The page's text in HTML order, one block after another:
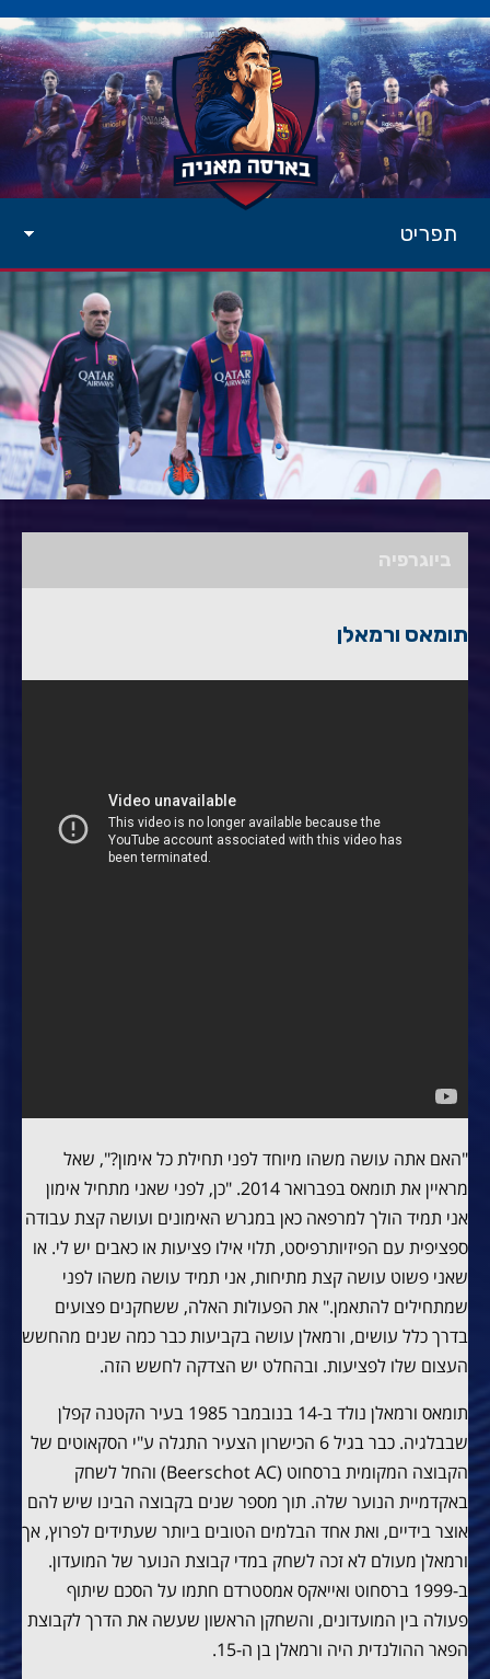
תפריט
ביוגרפיה
תומאס ורמאלן
"האם אתה עושה משהו מיוחד לפני תחילת כל אימון?", שאל
מראיין את תומאס בפברואר 2014. "כן, לפני שאני מתחיל אימון
אני תמיד הולך למרפאה כאן במגרש האימונים ועושה קצת עבודה
ספציפית עם הפיזיותרפיסט, תלוי אילו פציעות או כאבים יש לי. או
שאני פשוט עושה קצת מתיחות, אני תמיד עושה משהו לפני
שמתחילים להתאמן." את הפעולות האלה, ששחקנים פצועים
בדרך כלל עושים, ורמאלן עושה בקביעות כבר כמה שנים מהחשש
העצום שלו לפציעות. ובהחלט יש הצדקה לחשש הזה.
תומאס ורמאלן נולד ב-14 בנובמבר 1985 בעיר הקטנה קפלן
שבבלגיה. כבר בגיל 6 הכישרון הצעיר התגלה ע"י הסקאוטים של
הקבוצה המקומית ברסחוט (Beerschot AC) והחל לשחק
באקדמיית הנוער שלה. תוך מספר שנים בקבוצה הבינו שיש להם
אוצר בידיים, ואת אחד הבלמים הטובים ביותר שעתידים לפרוץ, אך
ורמאלן מעולם לא זכה לשחק במדי קבוצת הנוער של המועדון.
ב-1999 ברסחוט ואייאקס אמסטרדם חתמו על הסכם שיתוף
פעולה בין המועדונים, והשחקן הראשון שעשה את הדרך לקבוצת
הפאר ההולנדית היה ורמאלן בן ה-15.